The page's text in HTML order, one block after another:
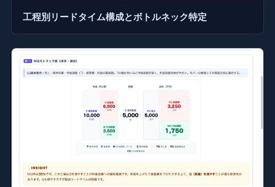
工程別リードタイム構成とボトルネック特定